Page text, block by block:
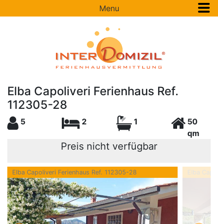
Menu
Elba Capoliveri Ferienhaus Ref.
112305-28
5 2 1
50
qm
Preis nicht verfügbar
Elba Capoliveri Ferienhaus Ref. 112305-28 Elba